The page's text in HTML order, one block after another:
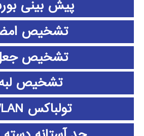
پیش بینی
تشخیص
تشخیص
تشخیص
تولباکس WLAN